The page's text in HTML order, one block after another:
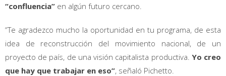
“confluencia” en algún futuro cercano.
“Te agradezco mucho la oportunidad en tu programa, de esta
idea de reconstrucción del movimiento nacional, de un
proyecto de país, de una visión capitalista productiva. Yo creo
que hay que trabajar en eso”, señaló Pichetto.